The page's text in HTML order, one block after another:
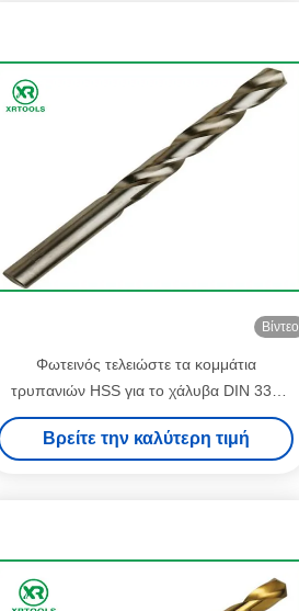
Βίντεο
Φωτεινός τελειώστε τα κομμάτια
τρυπανιών HSS για το χάλυβα DIN 338
ευθέα κομμάτια τρυπανιών συστροφής
κνημών αριστερά
Βρείτε την καλύτερη τιμή